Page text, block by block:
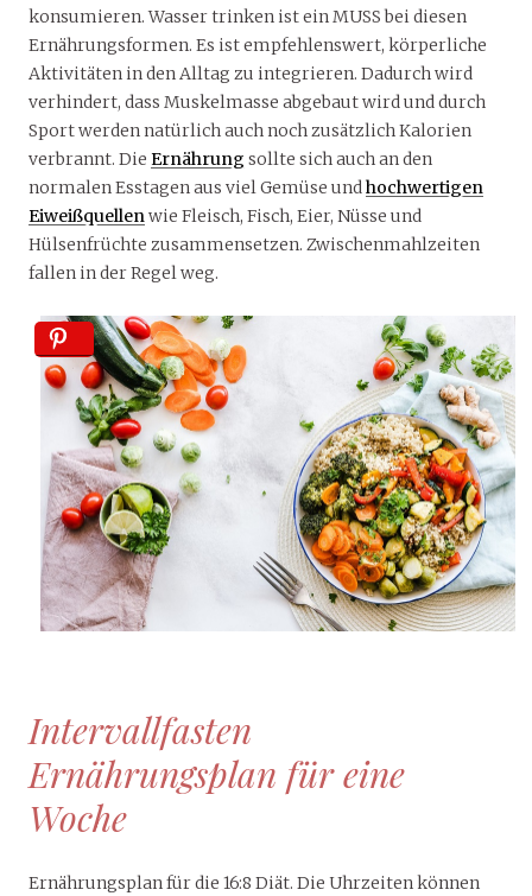
konsumieren. Wasser trinken ist ein MUSS bei diesen
Ernährungsformen. Es ist empfehlenswert, körperliche
Aktivitäten in den Alltag zu integrieren. Dadurch wird
verhindert, dass Muskelmasse abgebaut wird und durch
Sport werden natürlich auch noch zusätzlich Kalorien
verbrannt. Die Ernährung sollte sich auch an den
normalen Esstagen aus viel Gemüse undhochwertigen
Eiweißquellenwie Fleisch, Fisch, Eier, Nüsse und
Hülsenfrüchte zusammensetzen. Zwischenmahlzeiten
fallen in der Regel weg.
Intervallfasten
Ernährungsplan für eine
Woche
Ernährungsplan für die 16:8 Diät. Die Uhrzeiten können